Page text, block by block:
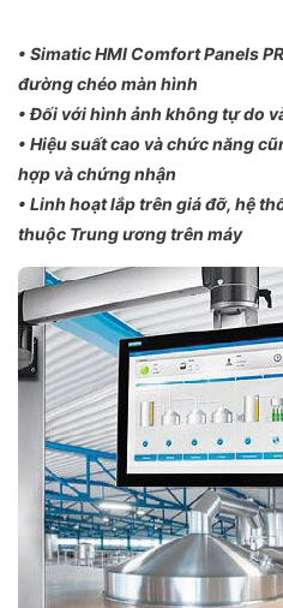
• Simatic HMI Comfort Panels
đường chéo màn hình
• Đối với hình ảnh không tự do
• Hiệu suất cao và chức năng
hợp và chứng nhận
• Linh hoạt lắp trên giá đỡ, hệ
thuộc Trung ương trên máy